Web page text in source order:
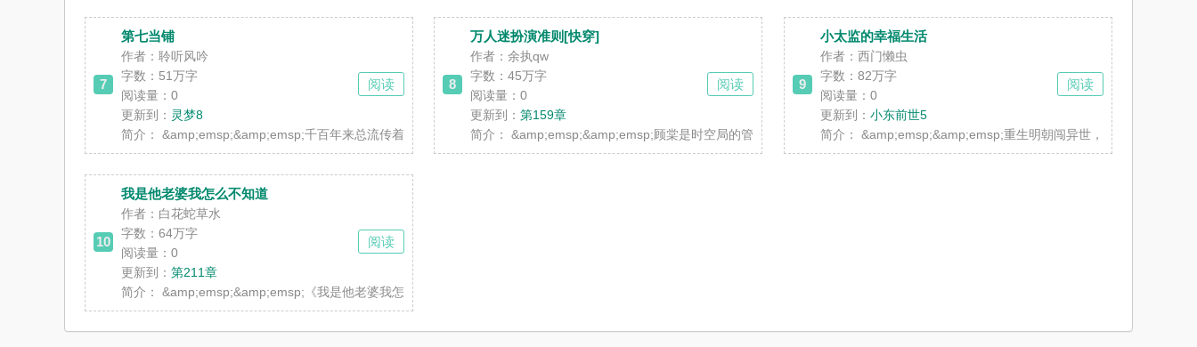
7
第七当铺
作者：聆听风吟
字数：51万字
阅读量：0
更新到： 灵梦8
简介：
&amp;emsp;&amp;emsp;千百年来总流传着一个传说，传说第七当铺可以当当任何东西，金钱，名利，荣誉，权利，这有你想不到的，没有当不了的东西。在第七当铺中你也可以兑换任
阅读 8
万人迷扮演准则[快穿]
作者：余执qw
字数：45万字
阅读量：0
更新到：第159章
简介：
&amp;emsp;&amp;emsp;顾棠是时空局的管理者，做攻略任务一步步从最底层升到boss，本来以为可以光荣退休了，却
阅读 9
小太监的幸福生活
作者：西门懒虫
字数：82万字
阅读量：0
更新到：小东前世5
简介：
&amp;emsp;&amp;emsp;重生明朝闯异世，一把拂尘我为
阅读
10
我是他老婆我怎么不知道
作者：白花蛇草水
字数：64万字
阅读量：0
更新到： 第211章
简介：
&amp;emsp;&amp;emsp;《我是他老婆我怎么不知道？》作者：白花蛇草水【完结】 简介 【双男主＋多对CP＋自我攻略＋双洁＋仙侠＋轻松】 穿过来的江楚绑定了长寿系统，
阅读